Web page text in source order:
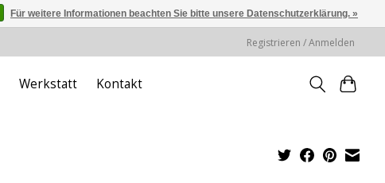
Registrieren / Anmelden
Werkstatt Kontakt
Für weitere Informationen beachten Sie bitte unsere Datenschutzerklärung. »